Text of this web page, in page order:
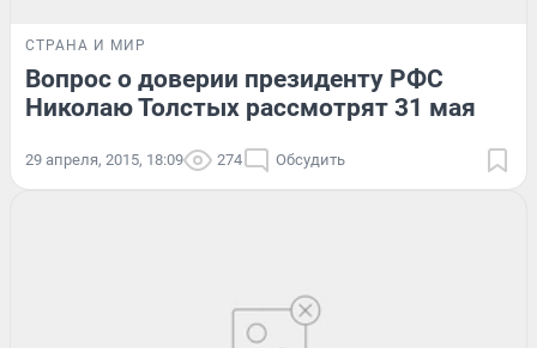
СТРАНА И МИР
Вопрос о доверии президенту РФС
Николаю Толстых рассмотрят 31 мая
29 апреля, 2015, 18:09 274 Обсудить